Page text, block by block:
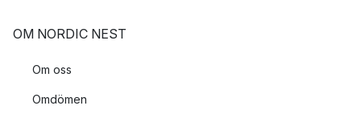
OM NORDIC NEST
Om oss
Omdömen